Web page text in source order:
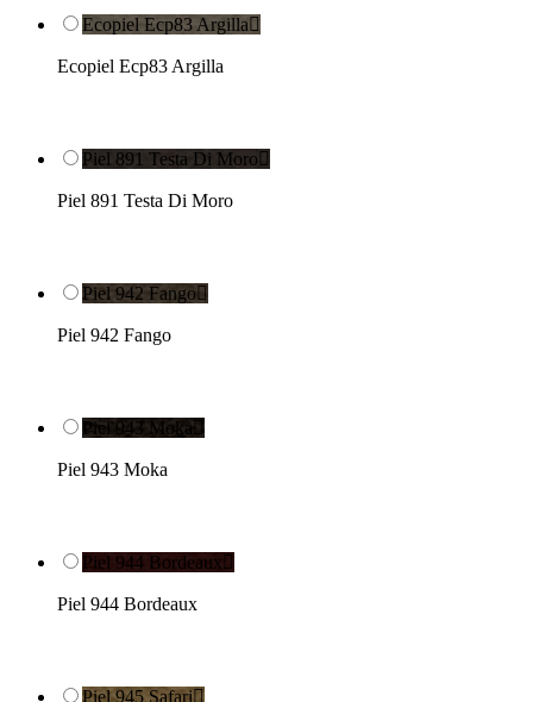
Ecopiel Ecp83 Argilla
Ecopiel Ecp83 Argilla
Piel 891 Testa Di Moro
Piel 891 Testa Di Moro
Piel 942 Fango
Piel 942 Fango
Piel 943 Moka
Piel 943 Moka
Piel 944 Bordeaux 
Piel 944 Bordeaux
Piel 945 Safari